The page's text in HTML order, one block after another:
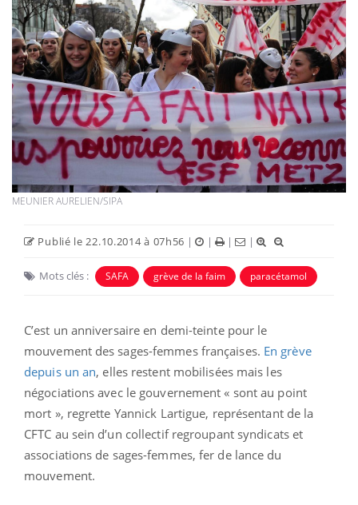
MEUNIER AURELIEN/SIPA
Publié le 22.10.2014 à 07h56 | | | |
Mots clés : SAFA grève de la faim paracétamol
C’est un anniversaire en demi-teinte pour le
mouvement des sages-femmes françaises. En grève
depuis un an, elles restent mobilisées mais les
négociations avec le gouvernement « sont au point
mort », regrette Yannick Lartigue, représentant de la
CFTC au sein d’un collectif regroupant syndicats et
associations de sages-femmes, fer de lance du
mouvement.